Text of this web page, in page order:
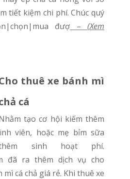
tiết kiệm chi phí. Chúc quý
đượ –(Xem
thuê xe bánh mì
cá
kiếm thêm
viên, hoặc mẹ bỉm sữa
sinh hoạt phí.
đã ra thêm dịch vụ cho
cá chả giá rẻ. Khi thuê xe